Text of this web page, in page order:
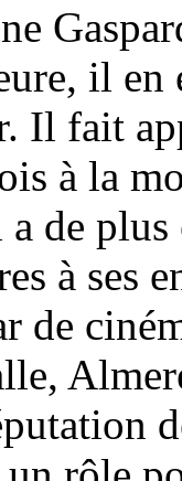
il en
Il fait
à la
de
à ses
de